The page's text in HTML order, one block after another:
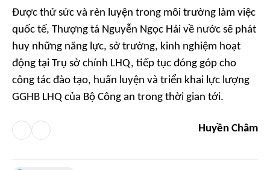
Được thử sức và rèn luyện trong môi trường làm việc
quốc tế, Thượng tá Nguyễn Ngọc Hải về nước sẽ phát
huy những năng lực, sở trường, kinh nghiệm hoạt
động tại Trụ sở chính LHQ, tiếp tục đóng góp cho
công tác đào tạo, huấn luyện và triển khai lực lượng
GGHB LHQ của Bộ Công an trong thời gian tới.
Huyền Châm